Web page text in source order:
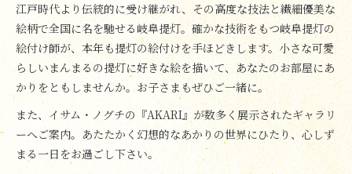
江戸時代より伝統的に受け継がれ、その高度な技法と繊細優美な
絵柄で全国に名を馳せる岐阜提灯。確かな技術をもつ岐阜提灯の
絵付け師が、本年も提灯の絵付けを手ほどきします。小さな可愛
らしいまんまるの提灯に好きな絵を描いて、あなたのお部屋にあ
かりをともしませんか。お子さまもぜひご一緒に。
また、イサム・ノグチの『AKARI』が数多く展示されたギャラリ
ーへご案内。あたたかく幻想的なあかりの世界にひたり、心しず
まる一日をお過ごし下さい。